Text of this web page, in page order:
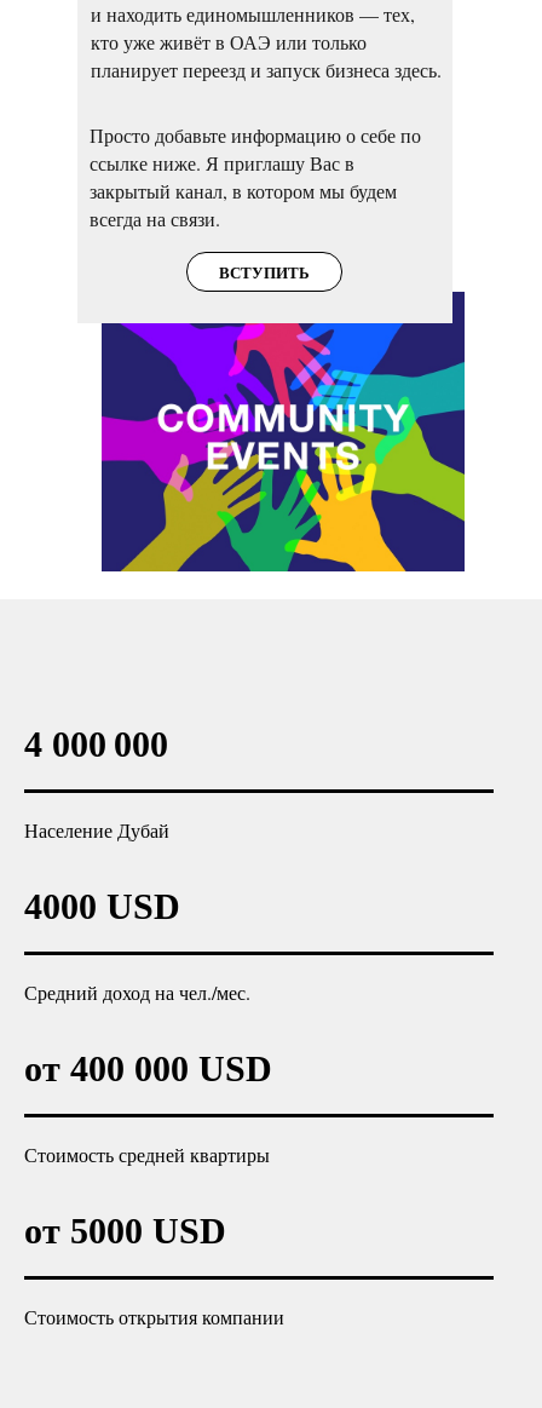
и находить единомышленников — тех,
кто уже живёт в ОАЭ или только
планирует переезд и запуск бизнеса здесь.
ВСТУПИТЬ
Просто добавьте информацию о себе по
ссылке ниже. Я приглашу Вас в
закрытый канал, в котором мы будем
всегда на связи.
4 000 000
Население Дубай
4000 USD
Средний доход на чел./мес.
от 400 000 USD
Стоимость средней квартиры
от 5000 USD
Стоимость открытия компании